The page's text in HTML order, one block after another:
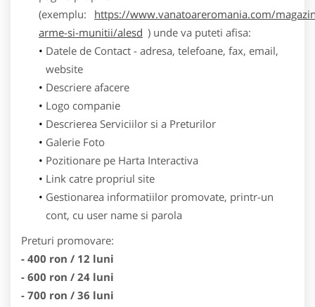
(exemplu:
https://www.vanatoareromania.com/
arme-si-munitii/alesd ) unde va puteti afisa:
Datele de Contact - adresa, telefoane, fax, email,
website
Descriere afacere
Logo companie
Descrierea Serviciilor si a Preturilor
Galerie Foto
Pozitionare pe Harta Interactiva
Link catre propriul site
Gestionarea informatiilor promovate, printr-un
cont, cu user name si parola
Preturi promovare:
- 400 ron / 12 luni
- 600 ron / 24 luni
- 700 ron / 36 luni